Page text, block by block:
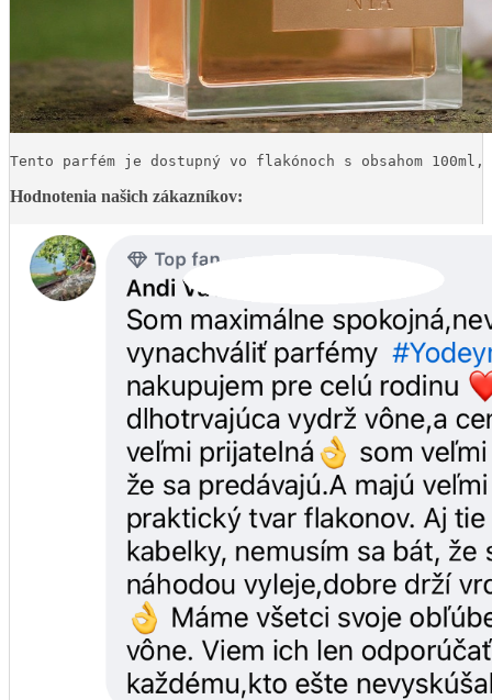
Tento parfém je dostupný vo flakónoch s obsahom 100ml,
Hodnotenia našich zákazníkov: